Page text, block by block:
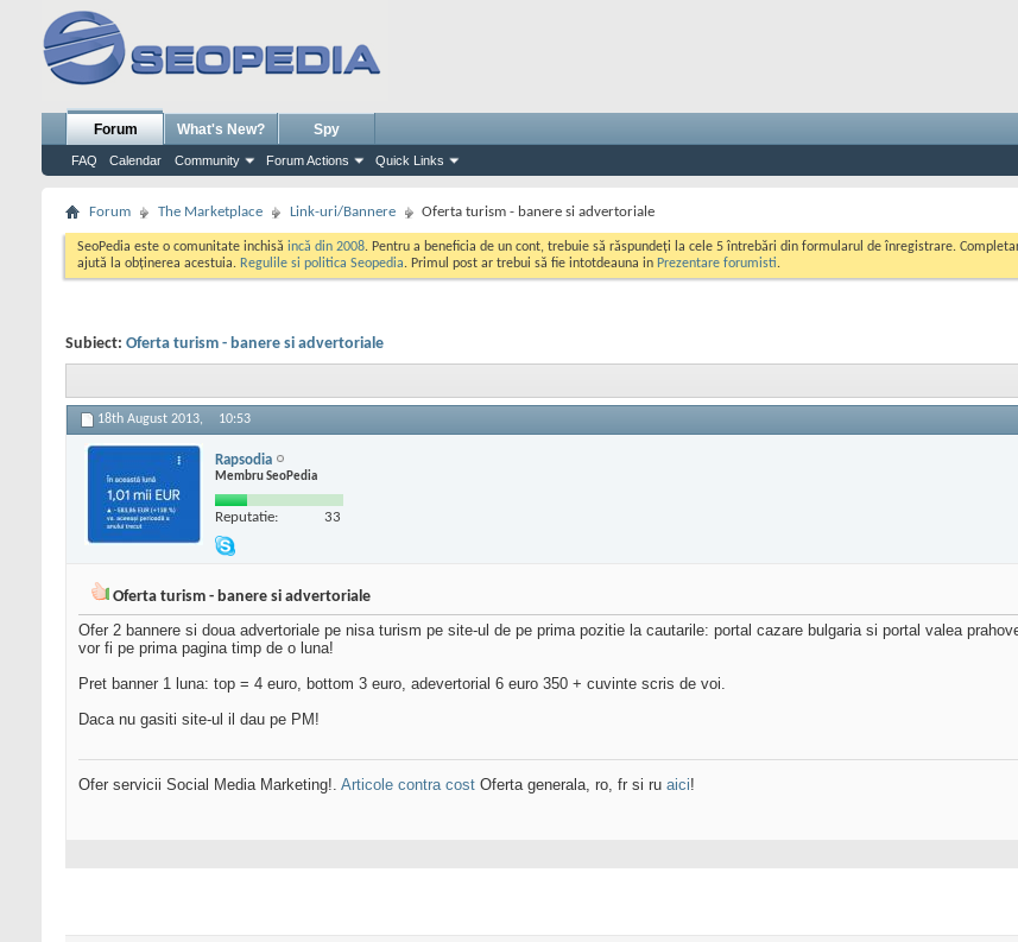
Forum
FAQ Calendar Community Forum Actions Quick Links
What's New? Spy
Forum The Marketplace Link-uri/Bannere Oferta turism - banere si advertoriale
SeoPedia este o comunitate inchisă incă din 2008. Pentru a beneficia de un cont, trebuie să răspundeți la cele 5 întrebări din formularul de înregistrare.
ajută la obținerea acestuia. Regulile si politica Seopedia. Primul post ar trebui să fie intotdeauna in Prezentare forumisti.
Subiect: Oferta turism - banere si advertoriale
18th August 2013, 10:53
Rapsodia
Membru SeoPedia
Reputatie: 33
Oferta turism - banere si advertoriale
Ofer 2 bannere si doua advertoriale pe nisa turism pe site-ul de pe prima pozitie la cautarile: portal cazare bulgaria si portal valea
vor fi pe prima pagina timp de o luna!
Pret banner 1 luna: top = 4 euro, bottom 3 euro, adevertorial 6 euro 350 + cuvinte scris de voi.
Daca nu gasiti site-ul il dau pe PM!
Ofer servicii Social Media Marketing!. Articole contra cost Oferta generala, ro, fr si ru aici!